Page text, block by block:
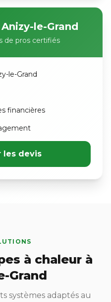
le-Grand
de pros certifiés
le-Grand
financières
les devis
à chaleur à
Grand
systèmes adaptés au